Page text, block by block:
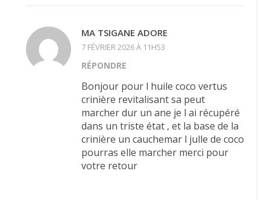
MA TSIGANE ADORE
7 FÉVRIER 2026 À 11H53
RÉPONDRE
Bonjour pour l huile coco vertus
crinière revitalisant sa peut
marcher dur un ane je l ai récupéré
dans un triste état , et la base de la
crinière un cauchemar l julle de coco
pourras elle marcher merci pour
votre retour